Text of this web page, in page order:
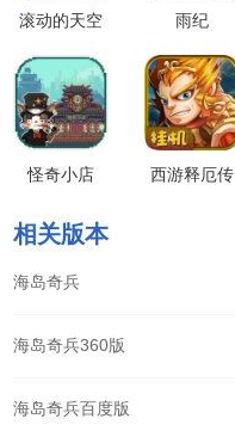
滚动的天空 雨纪
怪奇小店
西游释厄传
相关版本
海岛奇兵
海岛奇兵360版
海岛奇兵百度版